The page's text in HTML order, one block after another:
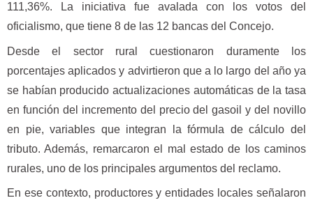
111,36%. La iniciativa fue avalada con los votos del
oficialismo, que tiene 8 de las 12 bancas del Concejo.
Desde el sector rural cuestionaron duramente los
porcentajes aplicados y advirtieron que a lo largo del año ya
se habían producido actualizaciones automáticas de la tasa
en función del incremento del precio del gasoil y del novillo
en pie, variables que integran la fórmula de cálculo del
tributo. Además, remarcaron el mal estado de los caminos
rurales, uno de los principales argumentos del reclamo.
En ese contexto, productores y entidades locales señalaron